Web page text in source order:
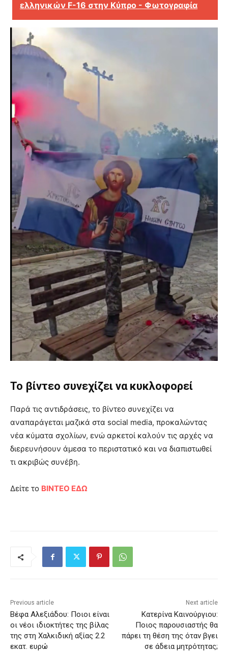
ελληνικών F-16 στην Κύπρο - Φωτογραφία
Το βίντεο συνεχίζει να κυκλοφορεί
Παρά τις αντιδράσεις, το βίντεο συνεχίζει να
αναπαράγεται μαζικά στα social media, προκαλώντας
νέα κύματα σχολίων, ενώ αρκετοί καλούν τις αρχές να
διερευνήσουν άμεσα το περιστατικό και να διαπιστωθεί
τι ακριβώς συνέβη.
Δείτε το ΒΙΝΤΕΟ ΕΔΩ
Previous article
Βέφα Αλεξιάδου: Ποιοι είναι
οι νέοι ιδιοκτήτες της βίλας
της στη Χαλκιδική αξίας 2.2
εκατ. ευρώ
Next article
Κατερίνα Καινούργιου:
Ποιος παρουσιαστής θα
πάρει τη θέση της όταν βγει
σε άδεια μητρότητας;